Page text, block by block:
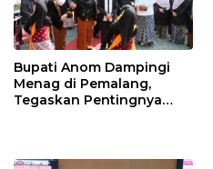
Bupati Anom Dampingi
Menag di Pemalang,
Tegaskan Pentingnya